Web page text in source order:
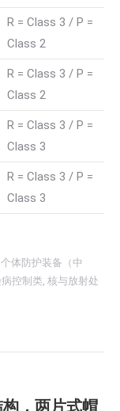
R = Class 3 / P =
Class 2
R = Class 3 / P =
Class 2
R = Class 3 / P =
Class 3
R = Class 3 / P =
Class 3
个体防护装备（中
控制类, 核与放射处
，两片式帽